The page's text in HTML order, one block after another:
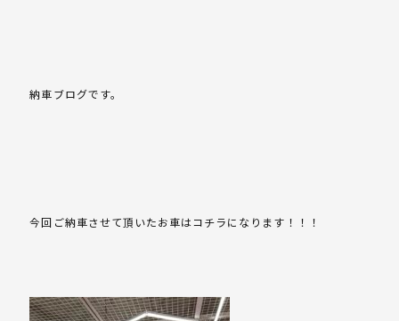
納車ブログです。
今回ご納車させて頂いたお車はコチラになります！！！